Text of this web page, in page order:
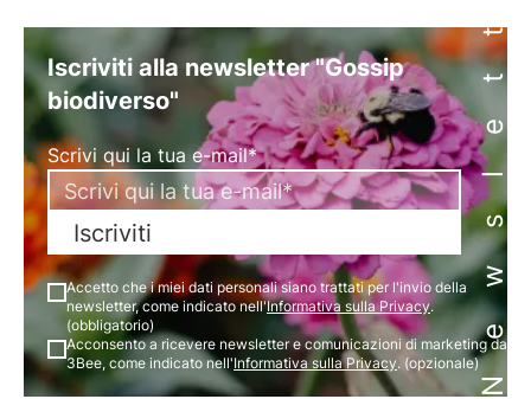
Newsletter
Iscriviti alla newsletter "Gossip
biodiverso"
Scrivi qui la tua e-mail*
Iscriviti
Accetto che i miei dati personali siano trattati per l'invio della
newsletter, come indicato nell'Informativa sulla Privacy.
(obbligatorio)
Acconsento a ricevere newsletter e comunicazioni di marketing da
3Bee, come indicato nell'Informativa sulla Privacy. (opzionale)